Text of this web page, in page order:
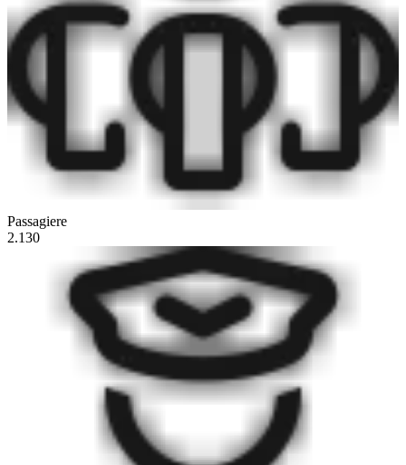
Passagiere
2.130